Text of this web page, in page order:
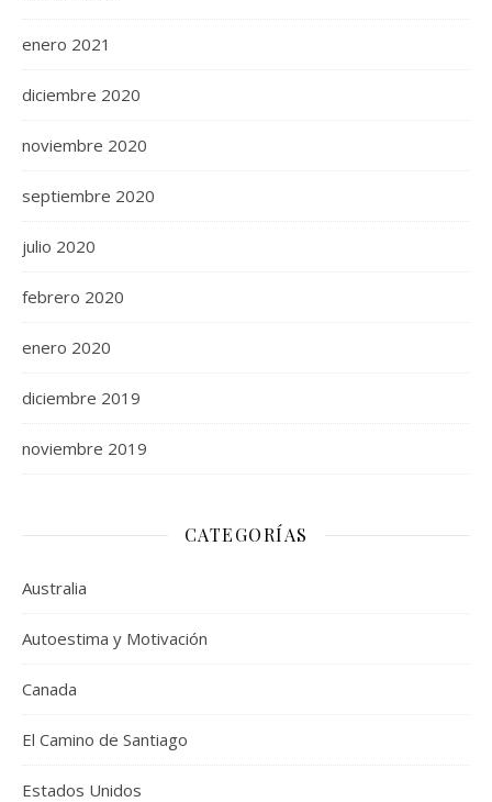
enero 2021
diciembre 2020
noviembre 2020
septiembre 2020
julio 2020
febrero 2020
enero 2020
diciembre 2019
noviembre 2019
CATEGORÍAS
Australia
Autoestima y Motivación
Canada
El Camino de Santiago
Estados Unidos